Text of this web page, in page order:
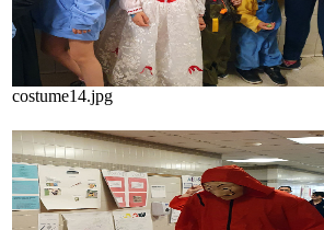
costume14.jpg